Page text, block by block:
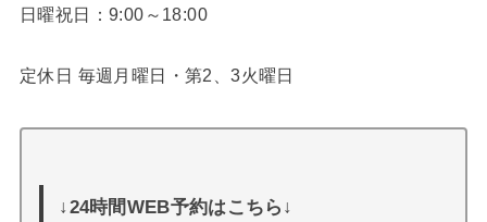
日曜祝日：9:00～18:00
定休日 毎週月曜日・第2、3火曜日
↓24時間WEB予約はこちら↓